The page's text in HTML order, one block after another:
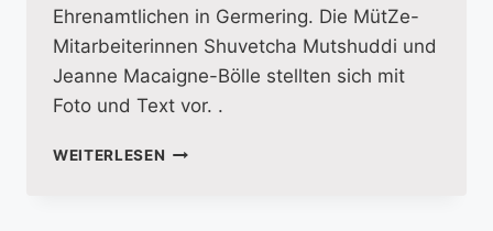
Ehrenamtlichen in Germering. Die MütZe-
Mitarbeiterinnen Shuvetcha Mutshuddi und
Jeanne Macaigne-Bölle stellten sich mit
Foto und Text vor. .
WEITERLESEN AUSSTELLUNG